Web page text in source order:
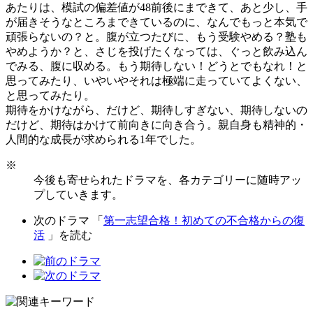
あたりは、模試の偏差値が48前後にまできて、あと少し、手
が届きそうなところまできているのに、なんでもっと本気で
頑張らないの？と。腹が立つたびに、もう受験やめる？塾も
やめようか？と、さじを投げたくなっては、ぐっと飲み込ん
でみる、腹に収める。もう期待しない！どうとでもなれ！と
思ってみたり、いやいやそれは極端に走っていてよくない、
と思ってみたり。
期待をかけながら、だけど、期待しすぎない、期待しないの
だけど、期待はかけて前向きに向き合う。親自身も精神的・
人間的な成長が求められる1年でした。
※
今後も寄せられたドラマを、各カテゴリーに随時アッ
プしていきます。
次のドラマ 「 第一志望合格！初めての不合格からの復
活 」を読む